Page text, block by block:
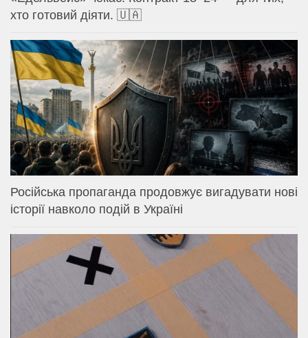
хто готовий діяти. 🇺🇦
Російська пропаганда продовжує вигадувати нові
історії навколо подій в Україні